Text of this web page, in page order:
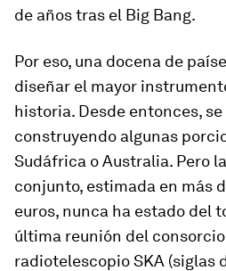
de años tras el Big Bang.
Por eso, una docena de
diseñar el mayor
historia. Desde entonces,
construyendo algunas
Sudáfrica o Australia. Pero
conjunto, estimada en más
euros, nunca ha estado del
última reunión del
radiotelescopio SKA (siglas